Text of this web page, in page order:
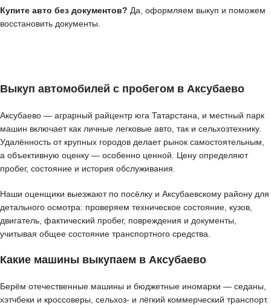
Купите авто без документов? Да, оформляем выкуп и поможем
восстановить документы.
Выкуп автомобилей с пробегом в Аксубаево
Аксубаево — аграрный райцентр юга Татарстана, и местный парк
машин включает как личные легковые авто, так и сельхозтехнику.
Удалённость от крупных городов делает рынок самостоятельным,
а объективную оценку — особенно ценной. Цену определяют
пробег, состояние и история обслуживания.
Наши оценщики выезжают по посёлку и Аксубаевскому району для
детального осмотра: проверяем техническое состояние, кузов,
двигатель, фактический пробег, повреждения и документы,
учитывая общее состояние транспортного средства.
Какие машины выкупаем в Аксубаево
Берём отечественные машины и бюджетные иномарки — седаны,
хэтчбеки и кроссоверы, сельхоз- и лёгкий коммерческий транспорт.